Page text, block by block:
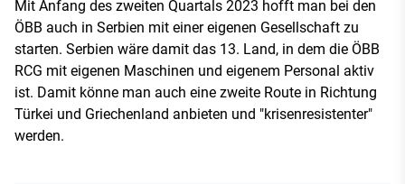
Mit Anfang des zweiten Quartals 2023 hofft man bei den
ÖBB auch in Serbien mit einer eigenen Gesellschaft zu
starten. Serbien wäre damit das 13. Land, in dem die ÖBB
RCG mit eigenen Maschinen und eigenem Personal aktiv
ist. Damit könne man auch eine zweite Route in Richtung
Türkei und Griechenland anbieten und "krisenresistenter"
werden.